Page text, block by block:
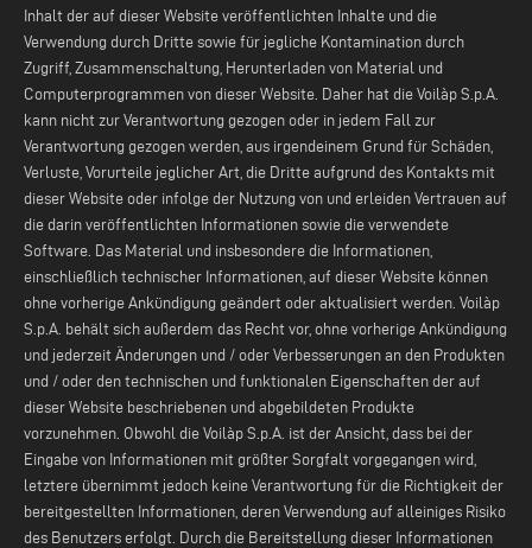
Inhalt der auf dieser Website veröffentlichten Inhalte und die
Verwendung durch Dritte sowie für jegliche Kontamination durch
Zugriff, Zusammenschaltung, Herunterladen von Material und
Computerprogrammen von dieser Website. Daher hat die Voilàp S.p.A.
kann nicht zur Verantwortung gezogen oder in jedem Fall zur
Verantwortung gezogen werden, aus irgendeinem Grund für Schäden,
Verluste, Vorurteile jeglicher Art, die Dritte aufgrund des Kontakts mit
dieser Website oder infolge der Nutzung von und erleiden Vertrauen auf
die darin veröffentlichten Informationen sowie die verwendete
Software. Das Material und insbesondere die Informationen,
einschließlich technischer Informationen, auf dieser Website können
ohne vorherige Ankündigung geändert oder aktualisiert werden. Voilàp
S.p.A. behält sich außerdem das Recht vor, ohne vorherige Ankündigung
und jederzeit Änderungen und / oder Verbesserungen an den Produkten
und / oder den technischen und funktionalen Eigenschaften der auf
dieser Website beschriebenen und abgebildeten Produkte
vorzunehmen. Obwohl die Voilàp S.p.A. ist der Ansicht, dass bei der
Eingabe von Informationen mit größter Sorgfalt vorgegangen wird,
letztere übernimmt jedoch keine Verantwortung für die Richtigkeit der
bereitgestellten Informationen, deren Verwendung auf alleiniges Risiko
des Benutzers erfolgt. Durch die Bereitstellung dieser Informationen